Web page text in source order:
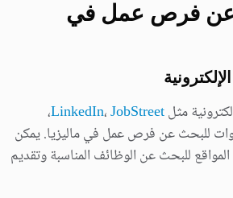
عن فرص عمل في
مثل LinkedIn،JobStreet
،
للبحث عن فرص عمل في ماليزيا. يمكن
للبحث عن الوظائف المناسبة وتقديم